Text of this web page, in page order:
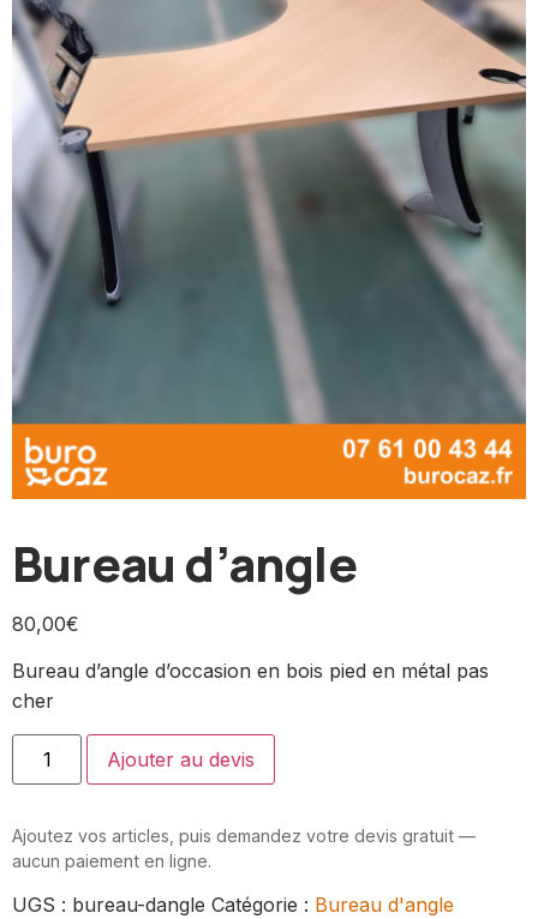
Bureau d’angle
80,00€
Bureau d’angle d’occasion en bois pied en métal pas
cher
Ajouter au devis
Ajoutez vos articles, puis demandez votre devis gratuit —
aucun paiement en ligne.
UGS : bureau-dangle Catégorie : Bureau d'angle